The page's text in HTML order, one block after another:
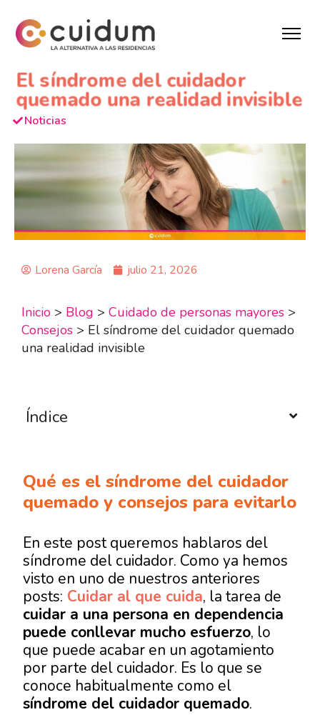
El síndrome del cuidador
quemado una realidad invisible
Noticias
Lorena García julio 21, 2026
Inicio > Blog > Cuidado de personas mayores >
Consejos > El síndrome del cuidador quemado
una realidad invisible
Índice
Qué es el síndrome del cuidador
quemado y consejos para evitarlo
En este post queremos hablaros del
síndrome del cuidador. Como ya hemos
visto en uno de nuestros anteriores
posts: Cuidar al que cuida, la tarea de
cuidar a una persona en dependencia
puede conllevar mucho esfuerzo, lo
que puede acabar en un agotamiento
por parte del cuidador. Es lo que se
conoce habitualmente como el
síndrome del cuidador quemado.